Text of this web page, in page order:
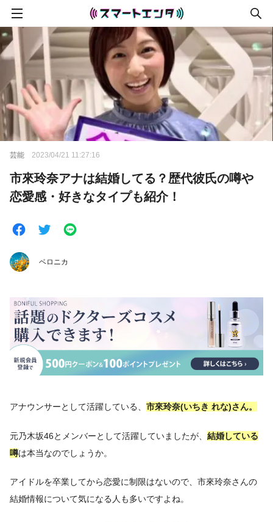
芸能 2023/04/21 11:27:16
市來玲奈アナは結婚してる？歴代彼氏の噂や
恋愛感・好きなタイプも紹介！
ベロニカ
アナウンサーとして活躍している、 市來玲奈(いちき れな)さん。
元乃木坂46とメンバーとして活躍していましたが、 結婚している
噂は本当なのでしょうか。
アイドルを卒業してから恋愛に制限はないので、市來玲奈さんの
結婚情報について気になる人も多いですよね。